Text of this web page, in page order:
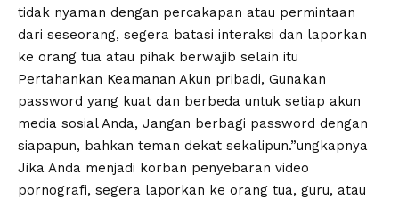
tidak nyaman dengan percakapan atau permintaan
dari seseorang, segera batasi interaksi dan laporkan
ke orang tua atau pihak berwajib selain itu
Pertahankan Keamanan Akun pribadi, Gunakan
password yang kuat dan berbeda untuk setiap akun
media sosial Anda, Jangan berbagi password dengan
siapapun, bahkan teman dekat sekalipun.”ungkapnya
Jika Anda menjadi korban penyebaran video
pornografi, segera laporkan ke orang tua, guru, atau